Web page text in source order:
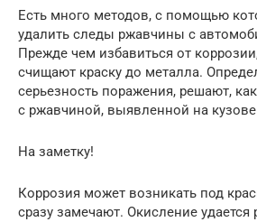
Есть много методов, с помощью
удалить следы ржавчины с
Прежде чем избавиться от
счищают краску до металла.
серьезность поражения, решают,
с ржавчиной, выявленной на
На заметку!
Коррозия может возникать под
сразу замечают. Окисление удается